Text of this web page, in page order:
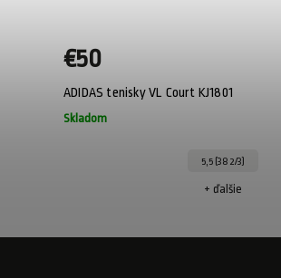
ADIDAS tenisky VL Court KJ1801
Skladom
€50
5,5 (38 2/3)
+ ďalšie